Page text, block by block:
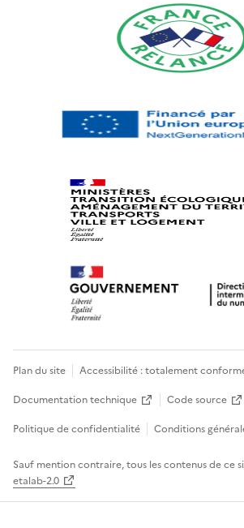
Plan du site Accessibilité : totalement
Documentation technique
Code source
Politique de confidentialité
Conditions
Sauf mention contraire, tous les contenus de ce
etalab-2.0